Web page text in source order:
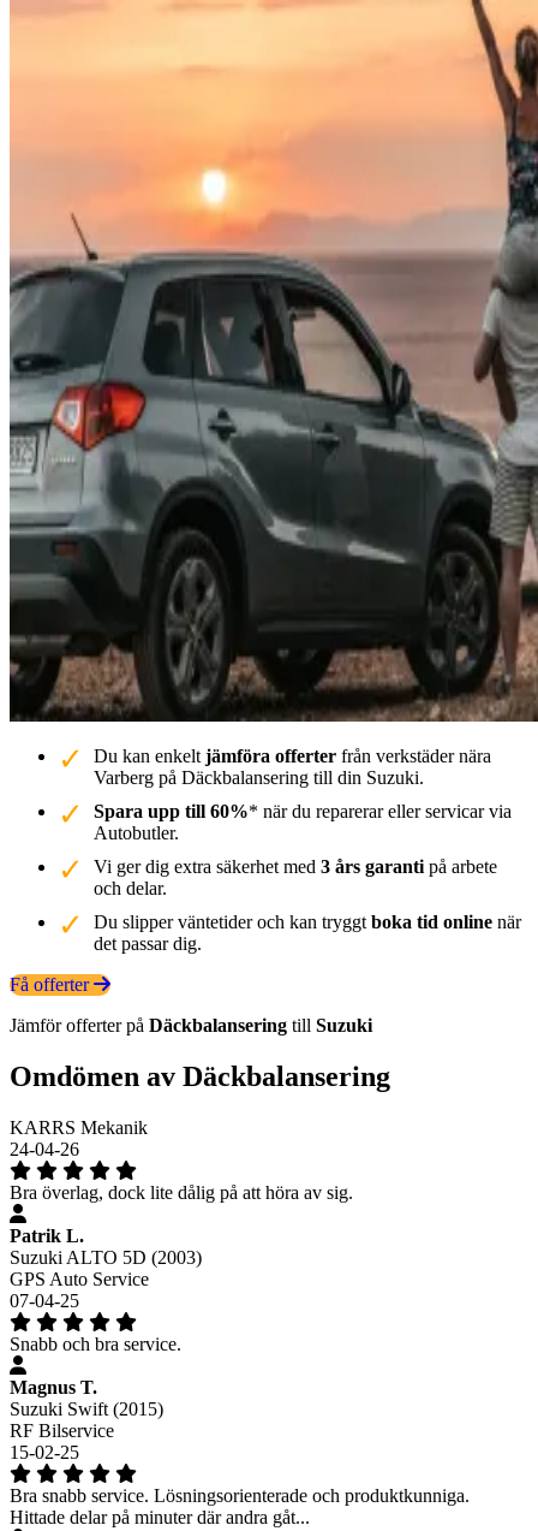
Du kan enkelt jämföra offerter från verkstäder nära
Varberg på Däckbalansering till din Suzuki.
Spara upp till 60%* när du reparerar eller servicar via
Autobutler.
Vi ger dig extra säkerhet med 3 års garanti på arbete
och delar.
Du slipper väntetider och kan tryggt boka tid online när
det passar dig.
Få offerter
Jämför offerter på Däckbalansering till Suzuki
Omdömen av Däckbalansering
KARRS Mekanik
24-04-26
Bra överlag, dock lite dålig på att höra av sig.
Patrik L.
Suzuki ALTO 5D (2003)
GPS Auto Service
07-04-25
Snabb och bra service.
Magnus T.
Suzuki Swift (2015)
RF Bilservice
15-02-25
Bra snabb service. Lösningsorienterade och produktkunniga.
Hittade delar på minuter där andra gåt...